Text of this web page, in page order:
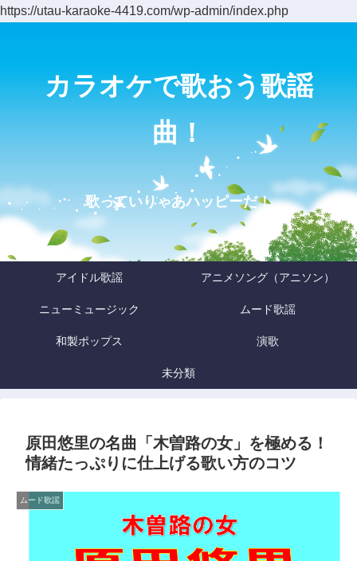
https://utau-karaoke-4419.com/wp-admin/index.php
カラオケで歌おう歌謡
曲！
歌っていりゃあハッピーだ！
アイドル歌謡 アニメソング（アニソン）
ニューミュージック ムード歌謡
和製ポップス 演歌
未分類
原田悠里の名曲「木曽路の女」を極める！
情緒たっぷりに仕上げる歌い方のコツ
ムード歌謡